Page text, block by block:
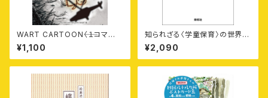
WART CARTOON⸺〈１コマ
漫画〉から読み解くミャンマーの
苦しみと願い
¥1,100
知られざる〈学童保育〉の世界
——問題だらけの“社会インフ
ラ”
¥2,090